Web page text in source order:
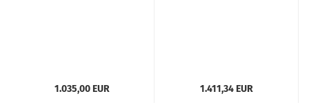
1.035,00 EUR 1.411,34 EUR